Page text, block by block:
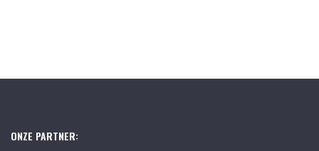
ONZE PARTNER: